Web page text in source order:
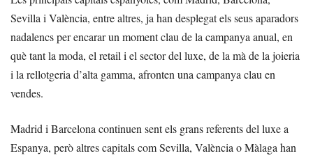
Sevilla i València, entre altres, ja han desplegat els seus aparadors
nadalencs per encarar un moment clau de la campanya anual, en
què tant la moda, el retail i el sector del luxe, de la mà de la joieria
i la rellotgeria d’alta gamma, afronten una campanya clau en
vendes.
Madrid i Barcelona continuen sent els grans referents del luxe a
Espanya, però altres capitals com Sevilla, València o Màlaga han